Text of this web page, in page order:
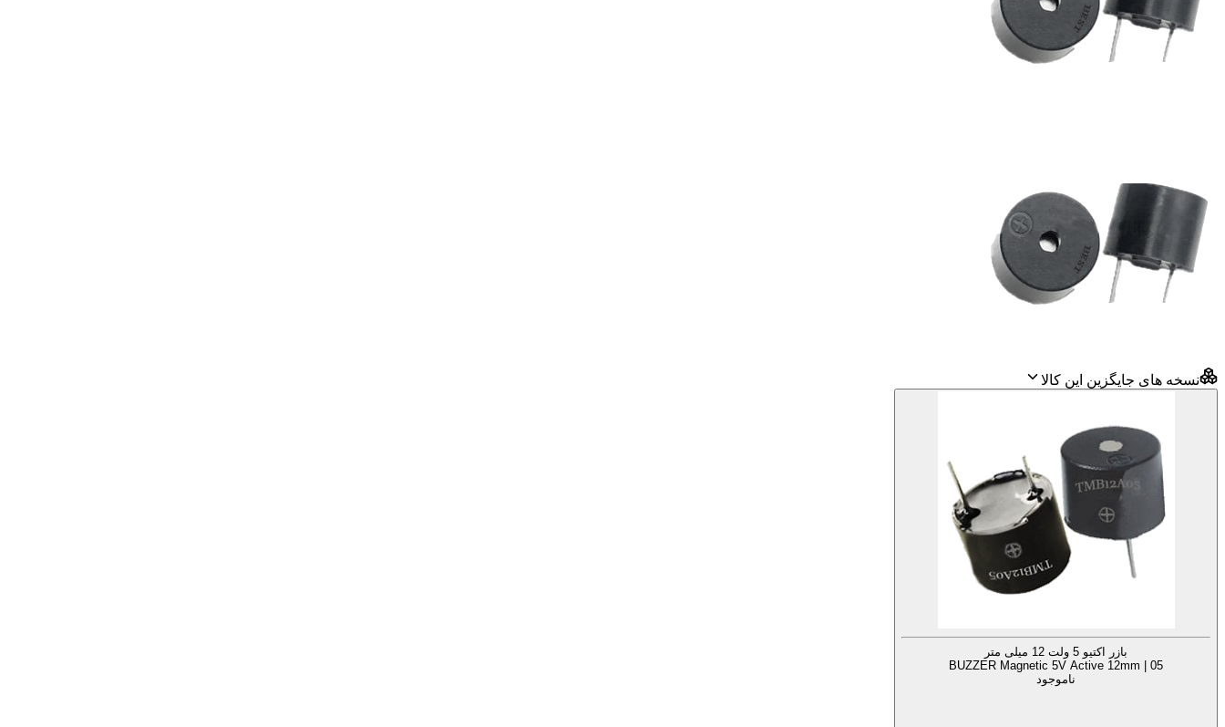
نسخه های جایگزین این کالا
بازر اکتیو 5 ولت 12 میلی متر
BUZZER Magnetic 5V Active 12mm | 05
ناموجود